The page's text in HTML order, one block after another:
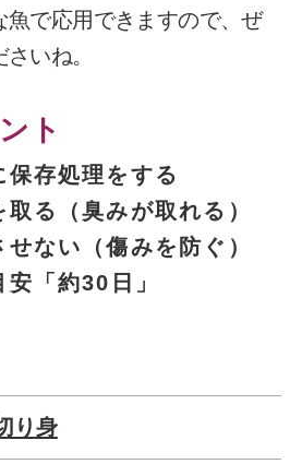
魚で応用できますので、ぜ
いね。
ト
保存処理をする
取る（臭みが取れる）
せない（傷みを防ぐ）
安「約30日」
り身